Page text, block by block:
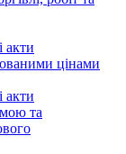
акти
цінами
акти
та